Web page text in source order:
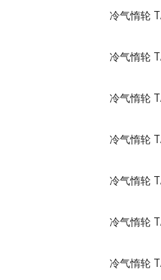
冷气惰轮
冷气惰轮
冷气惰轮
冷气惰轮
冷气惰轮
冷气惰轮
冷气惰轮